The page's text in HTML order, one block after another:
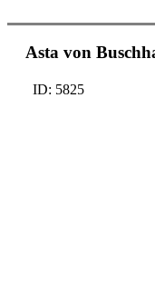
Asta von
ID: 5825